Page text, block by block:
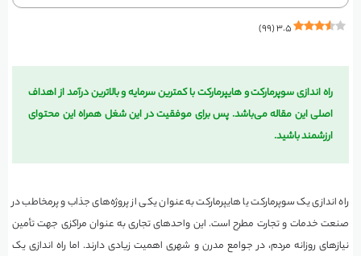
۳.۵(۹۹)
راه اندازی سوپرمارکت و هایپرمارکت با کمترین سرمایه و بالاترین درآمد از اهداف
اصلی این مقاله می‌باشد. پس برای موفقیت در این شغل همراه این محتوای
ارزشمند باشید.
راه اندازی یک سوپرمارکت یا هایپرمارکت به عنوان یکی از پروژه‌های جذاب و پرمخاطب در
صنعت خدمات و تجارت مطرح است. این واحدهای تجاری به عنوان مراکزی جهت تأمین
نیازهای روزانه مردم، در جوامع مدرن و شهری اهمیت زیادی دارند. اما راه اندازی یک